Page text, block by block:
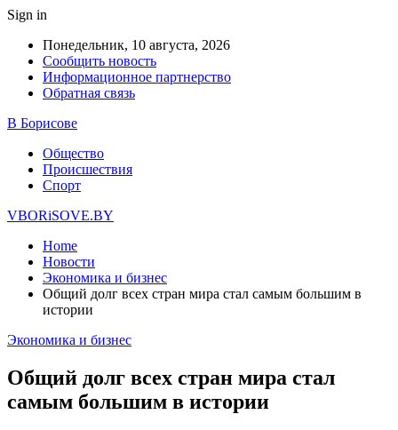
Sign in
Понедельник, 10 августа, 2026
Сообщить новость
Информационное партнерство
Обратная связь
В Борисове
Общество
Происшествия
Спорт
VBORiSOVE.BY
Home
Новости
Экономика и бизнес
Общий долг всех стран мира стал самым большим в
истории
Экономика и бизнес
Общий долг всех стран мира стал
самым большим в истории